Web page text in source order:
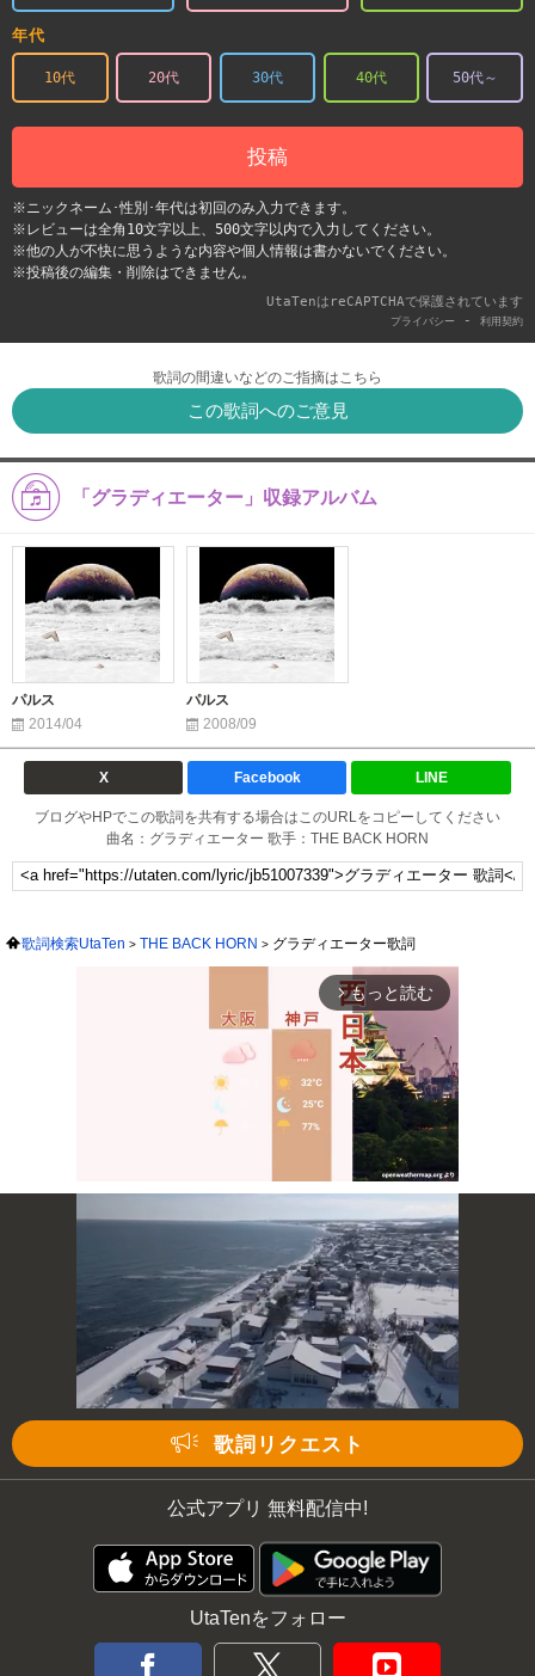
年代
10代 20代 30代 40代 50代～
投稿
※ニックネーム･性別･年代は初回のみ入力できます。
※レビューは全角10文字以上、500文字以内で入力してください。
※他の人が不快に思うような内容や個人情報は書かないでください。
※投稿後の編集・削除はできません。
UtaTenはreCAPTCHAで保護されています
プライバシー - 利用契約
歌詞の間違いなどのご指摘はこちら
この歌詞へのご意見
「グラディエーター」収録アルバム
パルス
2014/04
パルス
2008/09
X Facebook LINE
ブログやHPでこの歌詞を共有する場合はこのURLをコピーしてください
曲名：グラディエーター 歌手：THE BACK HORN
歌詞検索UtaTen THE BACK HORN グラディエーター歌詞
arrow_forward_ios もっと読む
Mute
次の動画まで 3 キャンセル
歌詞リクエスト
公式アプリ 無料配信中!
UtaTenをフォロー